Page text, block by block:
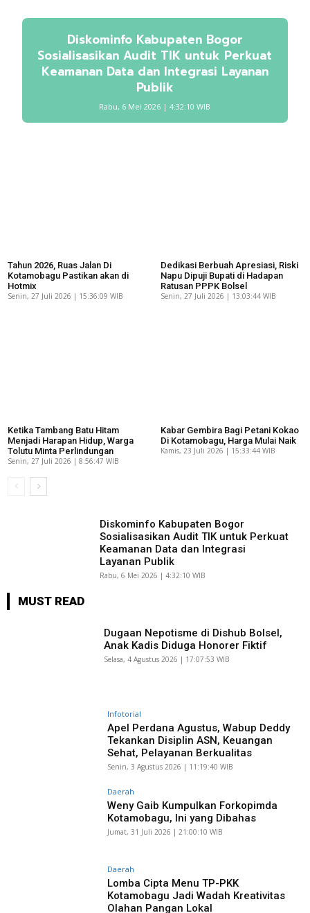
Diskominfo Kabupaten Bogor
Sosialisasikan Audit TIK untuk Perkuat
Keamanan Data dan Integrasi Layanan
Publik
Rabu, 6 Mei 2026 | 4:32:10 WIB
Tahun 2026, Ruas Jalan Di
Kotamobagu Pastikan akan di
Hotmix
Senin, 27 Juli 2026 | 15:36:09 WIB
Dedikasi Berbuah Apresiasi, Riski
Napu Dipuji Bupati di Hadapan
Ratusan PPPK Bolsel
Senin, 27 Juli 2026 | 13:03:44 WIB
Ketika Tambang Batu Hitam
Menjadi Harapan Hidup, Warga
Tolutu Minta Perlindungan
Senin, 27 Juli 2026 | 8:56:47 WIB
Kabar Gembira Bagi Petani Kokao
Di Kotamobagu, Harga Mulai Naik
Kamis, 23 Juli 2026 | 15:33:44 WIB
Diskominfo Kabupaten Bogor
Sosialisasikan Audit TIK untuk Perkuat
Keamanan Data dan Integrasi
Layanan Publik
Rabu, 6 Mei 2026 | 4:32:10 WIB
MUST READ
Dugaan Nepotisme di Dishub Bolsel,
Anak Kadis Diduga Honorer Fiktif
Selasa, 4 Agustus 2026 | 17:07:53 WIB
Infotorial
Apel Perdana Agustus, Wabup Deddy
Tekankan Disiplin ASN, Keuangan
Sehat, Pelayanan Berkualitas
Senin, 3 Agustus 2026 | 11:19:40 WIB
Daerah
Weny Gaib Kumpulkan Forkopimda
Kotamobagu, Ini yang Dibahas
Jumat, 31 Juli 2026 | 21:00:10 WIB
Daerah
Lomba Cipta Menu TP-PKK
Kotamobagu Jadi Wadah Kreativitas
Olahan Pangan Lokal